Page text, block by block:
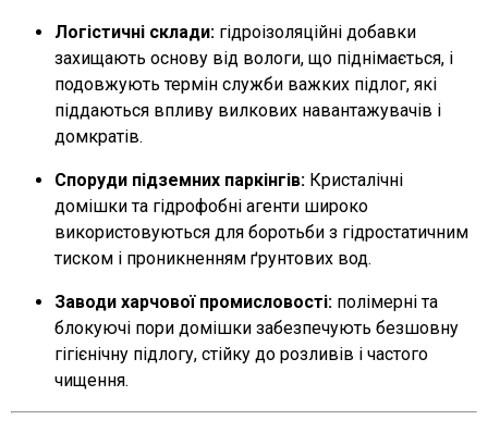
Логістичні склади: гідроізоляційні добавки
захищають основу від вологи, що піднімається, і
подовжують термін служби важких підлог, які
піддаються впливу вилкових навантажувачів і
домкратів.
Споруди підземних паркінгів: Кристалічні
домішки та гідрофобні агенти широко
використовуються для боротьби з гідростатичним
тиском і проникненням ґрунтових вод.
Заводи харчової промисловості: полімерні та
блокуючі пори домішки забезпечують безшовну
гігієнічну підлогу, стійку до розливів і частого
чищення.